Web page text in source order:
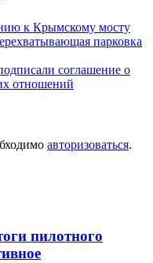
к Крымскому мосту
парковка
соглашение о
отношений
авторизоваться.
пилотного